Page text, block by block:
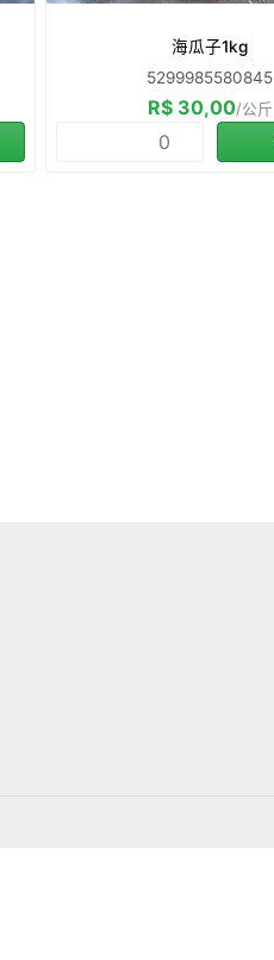
海瓜子1kg
5299985580845
R$ 30,00/公斤